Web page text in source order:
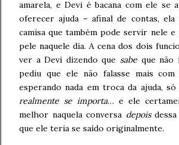
amarela, e Devi é bacana com ele se
oferecer ajuda – afinal de contas, ela
camisa que também pode servir nele e
pele naquele dia. A cena dos dois
ver a Devi dizendo que sabe que não
pediu que ele não falasse mais
esperando nada em troca da ajuda,
realmente se importa… e ele
melhor naquela conversa depois
que ele teria se saído originalmente.